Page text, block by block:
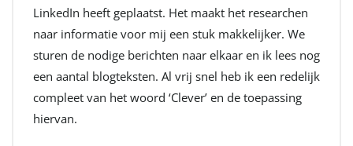
LinkedIn heeft geplaatst. Het maakt het researchen
naar informatie voor mij een stuk makkelijker. We
sturen de nodige berichten naar elkaar en ik lees nog
een aantal blogteksten. Al vrij snel heb ik een redelijk
compleet van het woord ‘Clever’ en de toepassing
hiervan.